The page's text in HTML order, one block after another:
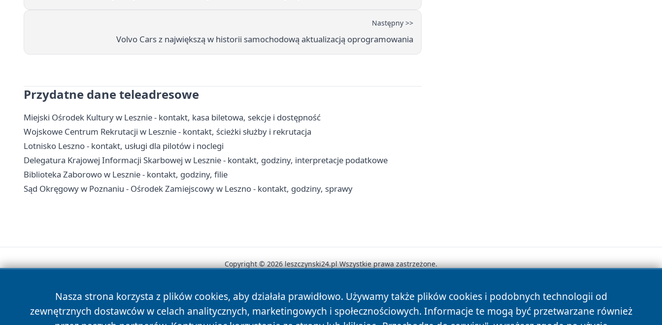
Następny >>
Volvo Cars z największą w historii samochodową aktualizacją oprogramowania
Przydatne dane teleadresowe
Miejski Ośrodek Kultury w Lesznie - kontakt, kasa biletowa, sekcje i dostępność
Wojskowe Centrum Rekrutacji w Lesznie - kontakt, ścieżki służby i rekrutacja
Lotnisko Leszno - kontakt, usługi dla pilotów i noclegi
Delegatura Krajowej Informacji Skarbowej w Lesznie - kontakt, godziny, interpretacje podatkowe
Biblioteka Zaborowo w Lesznie - kontakt, godziny, filie
Sąd Okręgowy w Poznaniu - Ośrodek Zamiejscowy w Leszno - kontakt, godziny, sprawy
Nasza strona korzysta z plików cookies, aby działała prawidłowo. Używamy także plików cookies i podobnych technologii od
zewnętrznych dostawców w celach analitycznych, marketingowych i społecznościowych. Informacje te mogą być przetwarzane również
Copyright © 2026 leszczynski24.pl Wszystkie prawa zastrzeżone.
News Autorzy Polityka Prywatności Polityka Cookies